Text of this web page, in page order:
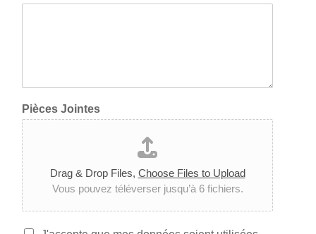
Pièces Jointes
Drag & Drop Files, Choose Files to Upload
Vous pouvez téléverser jusqu’à 6 fichiers.
A